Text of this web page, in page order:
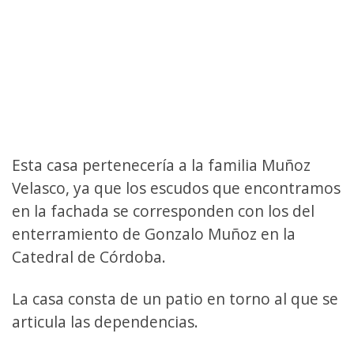
Esta casa pertenecería a la familia Muñoz
Velasco, ya que los escudos que encontramos
en la fachada se corresponden con los del
enterramiento de Gonzalo Muñoz en la
Catedral de Córdoba.
La casa consta de un patio en torno al que se
articula las dependencias.